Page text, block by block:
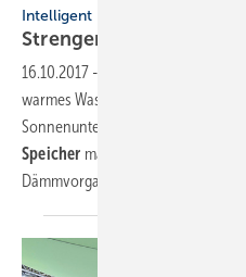
Intelligent Heizen
Strengere Regeln für
16.10.2017 -
warmes Wasser. Aber auch nach
Sonnenuntergang ist noch ein
Speicher macht’s möglich. Seit
Dämmvorgaben für neue